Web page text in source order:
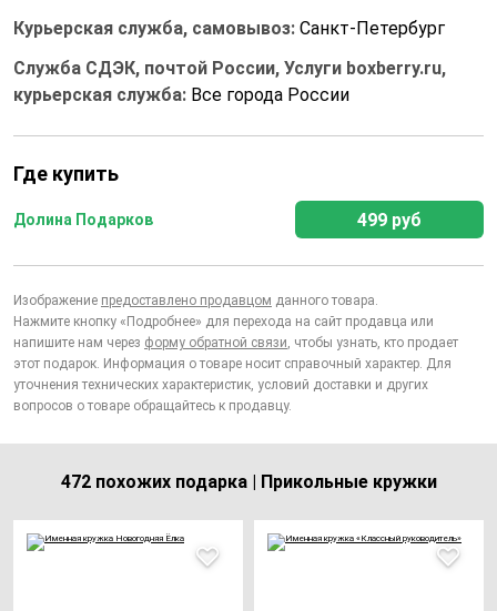
Курьерская служба, самовывоз: Санкт-Петербург
Служба СДЭК, почтой России, Услуги boxberry.ru,
курьерская служба: Все города России
Где купить
Долина Подарков 499 руб
Изображение предоставлено продавцом данного товара.
Нажмите кнопку «Подробнее» для перехода на сайт продавца или
напишите нам через форму обратной связи, чтобы узнать, кто продает
этот подарок. Информация о товаре носит справочный характер. Для
уточнения технических характеристик, условий доставки и других
вопросов о товаре обращайтесь к продавцу.
472 похожих подарка | Прикольные кружки